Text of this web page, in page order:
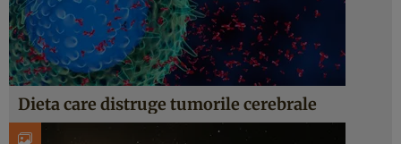
Dieta care distruge tumorile cerebrale